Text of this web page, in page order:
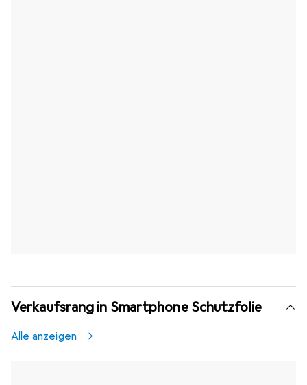
Verkaufsrang in Smartphone Schutzfolie
Alle anzeigen